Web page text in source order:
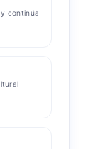
continúa